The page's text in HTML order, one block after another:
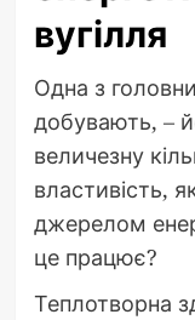
вугілля
Одна з
добувають, –
величезну
властивість,
джерелом
це працює?
Теплотворна